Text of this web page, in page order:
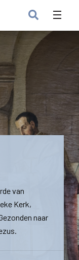
van
Kerk,
naar